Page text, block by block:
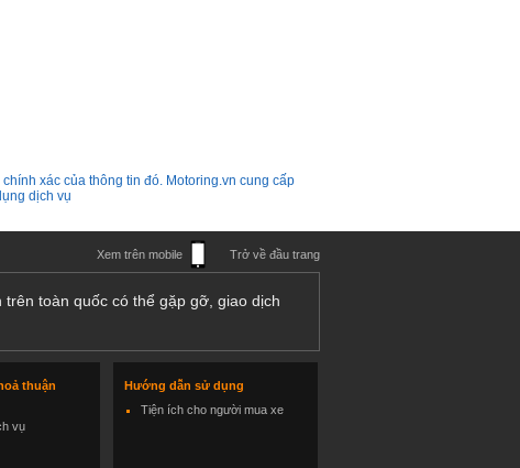
xác của thông tin đó. Motoring.vn cung cấp
dịch vụ
Xem trên mobile Trở về đầu trang
toàn quốc có thể gặp gỡ, giao dịch
thuận
vụ
Hướng dẫn sử dụng
Tiện ích cho người mua xe